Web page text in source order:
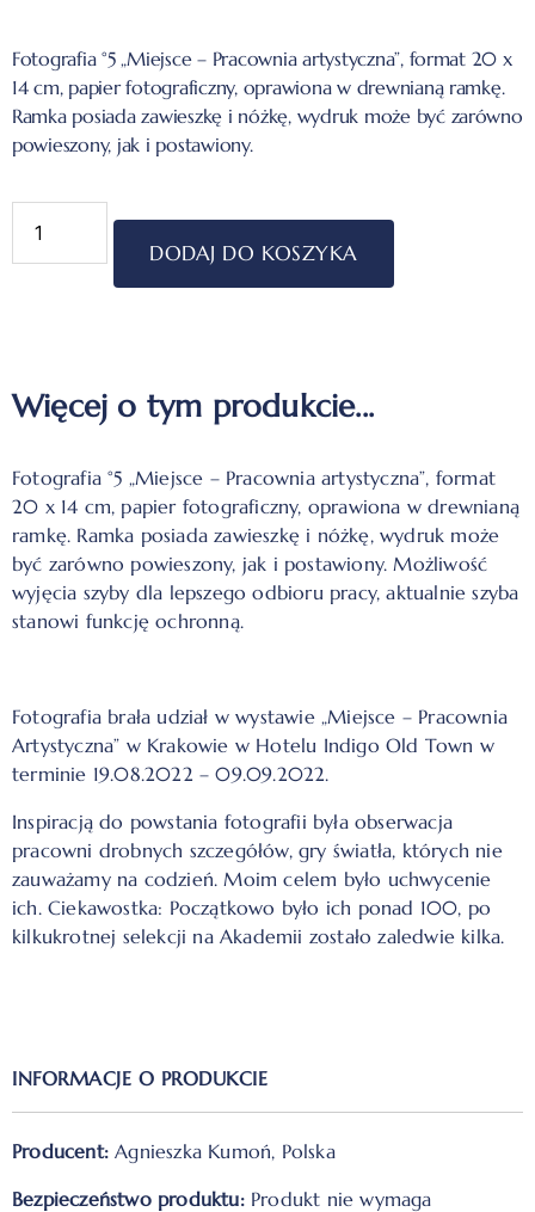
Fotografia °5 „Miejsce – Pracownia artystyczna”, format 20 x
14 cm, papier fotograficzny, oprawiona w drewnianą ramkę.
Ramka posiada zawieszkę i nóżkę, wydruk może być zarówno
powieszony, jak i postawiony.
DODAJ DO KOSZYKA
Więcej o tym produkcie...
Fotografia °5 „Miejsce – Pracownia artystyczna”, format
20 x 14 cm, papier fotograficzny, oprawiona w drewnianą
ramkę. Ramka posiada zawieszkę i nóżkę, wydruk może
być zarówno powieszony, jak i postawiony. Możliwość
wyjęcia szyby dla lepszego odbioru pracy, aktualnie szyba
stanowi funkcję ochronną.
Fotografia brała udział w wystawie „Miejsce – Pracownia
Artystyczna” w Krakowie w Hotelu Indigo Old Town w
terminie 19.08.2022 – 09.09.2022.
Inspiracją do powstania fotografii była obserwacja
pracowni drobnych szczegółów, gry światła, których nie
zauważamy na codzień. Moim celem było uchwycenie
ich. Ciekawostka: Początkowo było ich ponad 100, po
kilkukrotnej selekcji na Akademii zostało zaledwie kilka.
INFORMACJE O PRODUKCIE
Producent: Agnieszka Kumoń, Polska
Bezpieczeństwo produktu:Produkt nie wymaga